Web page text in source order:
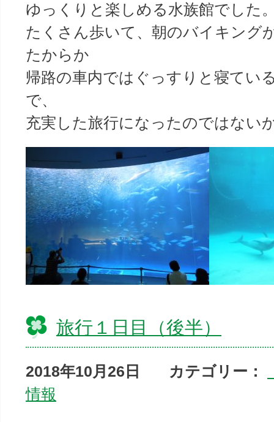
ゆっくりと楽しめる水族館でした
たくさん歩いて、朝のバイキング
たからか
帰路の車内ではぐっすりと寝てい
で、
充実した旅行になったのではない
旅行１日目（後半）
2018年10月26日 カテゴリー：
情報